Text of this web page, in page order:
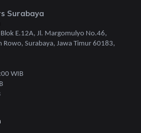
Surabaya
E.12A, Jl. Margomulyo No.46,
Rowo, Surabaya, Jawa Timur 60183,
WIB